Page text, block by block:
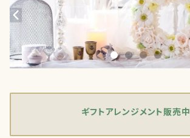
ギフトアレンジメント販売中